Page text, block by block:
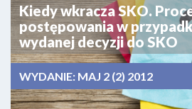
Kiedy wkracza SKO.
postępowania w
wydanej decyzji do SKO
WYDANIE: MAJ 2 (2) 2012